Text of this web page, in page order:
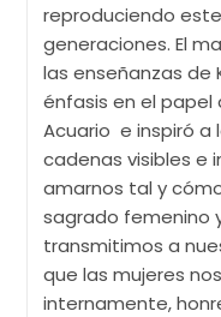
reproduciendo
generaciones. El
las enseñanzas de
énfasis en el papel
Acuario e inspiró a
cadenas visibles e
amarnos tal y
sagrado femenino
transmitimos a
que las mujeres
internamente,